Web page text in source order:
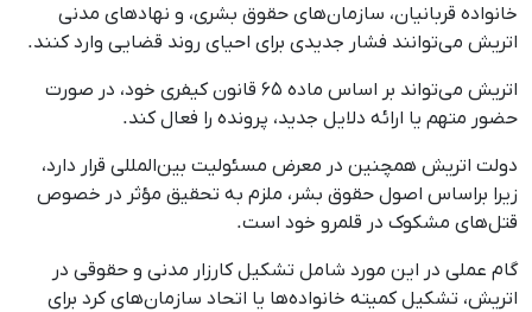
خانواده قربانیان، سازمان‌های حقوق بشری، و نهادهای مدنی
اتریش می‌توانند فشار جدیدی برای احیای روند قضایی وارد کنند.
اتریش می‌تواند بر اساس ماده ۶۵ قانون کیفری خود، در صورت
حضور متهم یا ارائه دلایل جدید، پرونده را فعال کند.
دولت اتریش همچنین در معرض مسئولیت بین‌المللی قرار دارد،
زیرا براساس اصول حقوق بشر، ملزم به تحقیق مؤثر در خصوص
قتل‌های مشکوک در قلمرو خود است.
گام عملی در این مورد شامل تشکیل کارزار مدنی و حقوقی در
اتریش، تشکیل کمیته خانواده‌ها یا اتحاد سازمان‌های کرد برای